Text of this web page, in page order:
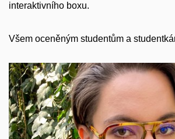
interaktivního boxu.
Všem oceněným studentům a